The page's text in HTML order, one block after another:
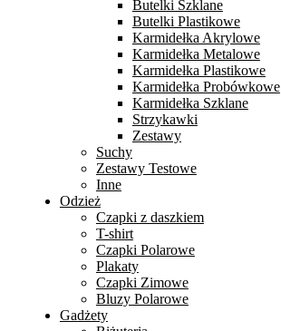
Butelki Szklane
Butelki Plastikowe
Karmidełka Akrylowe
Karmidełka Metalowe
Karmidełka Plastikowe
Karmidełka Probówkowe
Karmidełka Szklane
Strzykawki
Zestawy
Suchy
Zestawy Testowe
Inne
Odzież
Czapki z daszkiem
T-shirt
Czapki Polarowe
Plakaty
Czapki Zimowe
Bluzy Polarowe
Gadżety